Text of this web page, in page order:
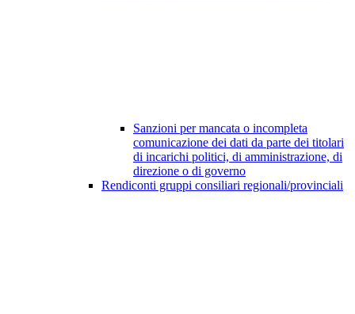
Sanzioni per mancata o incompleta
comunicazione dei dati da parte dei titolari
di incarichi politici, di amministrazione, di
direzione o di governo
Rendiconti gruppi consiliari regionali/provinciali